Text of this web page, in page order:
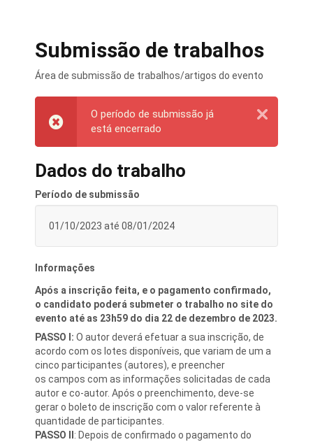
Submissão de trabalhos
Área de submissão de trabalhos/artigos do evento
O período de submissão já
está encerrado
Dados do trabalho
Período de submissão
01/10/2023 até 08/01/2024
Informações
Após a inscrição feita, e o pagamento confirmado,
o candidato poderá submeter o trabalho no site do
evento até as 23h59 do dia 22 de dezembro de 2023.
PASSO I: O autor deverá efetuar a sua inscrição, de
acordo com os lotes disponíveis, que variam de um a
cinco participantes (autores), e preencher
os campos com as informações solicitadas de cada
autor e co-autor. Após o preenchimento, deve-se
gerar o boleto de inscrição com o valor referente à
quantidade de participantes.
PASSO II : Depois de confirmado o pagamento do